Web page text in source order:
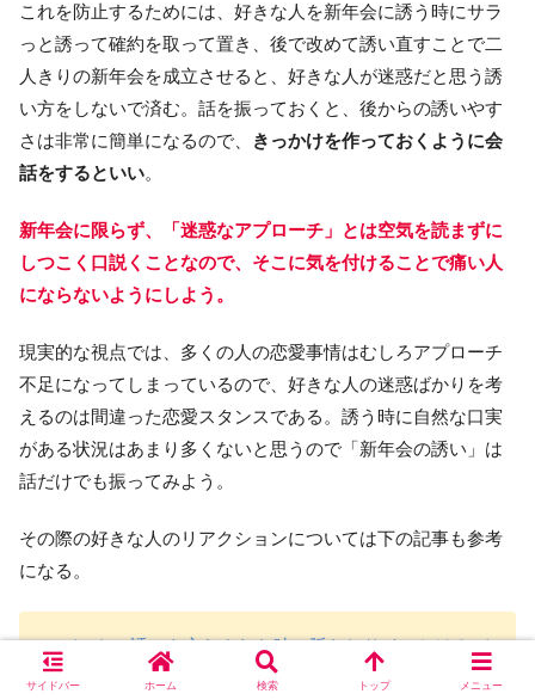
これを防止するためには、好きな人を新年会に誘う時にサラ
っと誘って確約を取って置き、後で改めて誘い直すことで二
人きりの新年会を成立させると、好きな人が迷惑だと思う誘
い方をしないで済む。話を振っておくと、後からの誘いやす
さは非常に簡単になるので、
きっかけを作っておくように会
話をするといい。
新年会に限らず、「迷惑なアプローチ」とは空気を読まずに
しつこく口説くことなので、そこに気を付けることで痛い人
にならないようにしよう。
現実的な視点では、多くの人の恋愛事情はむしろアプローチ
不足になってしまっているので、好きな人の迷惑ばかりを考
えるのは間違った恋愛スタンスである。誘う時に自然な口実
がある状況はあまり多くないと思うので「新年会の誘い」は
話だけでも振ってみよう。
その際の好きな人のリアクションについては下の記事も参考
になる。
>>デートの誘いを交わされた時の脈なしサインとは？デ
ートの断り文句で脈なしのパターンを解説！
サイドバー ホーム 検索 トップ メニュー